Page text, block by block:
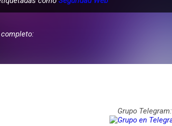
Grupo Telegram: